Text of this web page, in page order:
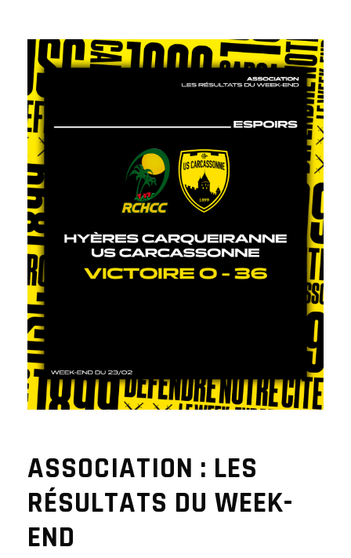
ASSOCIATION : LES
RÉSULTATS DU WEEK-
END